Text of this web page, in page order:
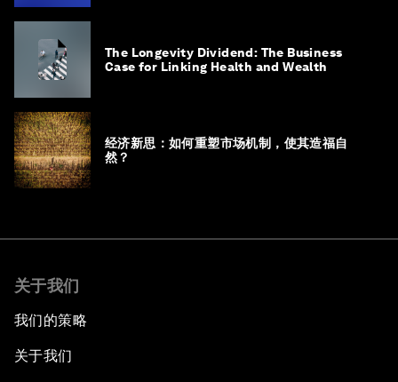
The Longevity Dividend: The Business
Case for Linking Health and Wealth
经济新思：如何重塑市场机制，使其造福自
然？
关于我们
我们的策略
关于我们